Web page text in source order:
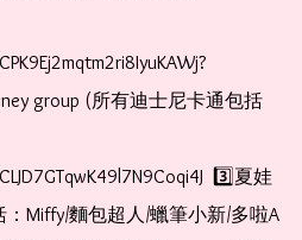
group (所有迪士尼卡通包括
3️⃣夏娃
Miffy/麵包超人/蠟筆小新/多啦A